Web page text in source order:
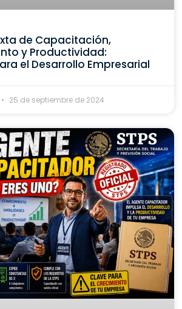
de Capacitación,
y Productividad:
el Desarrollo Empresarial
25 de septiembre de 2024